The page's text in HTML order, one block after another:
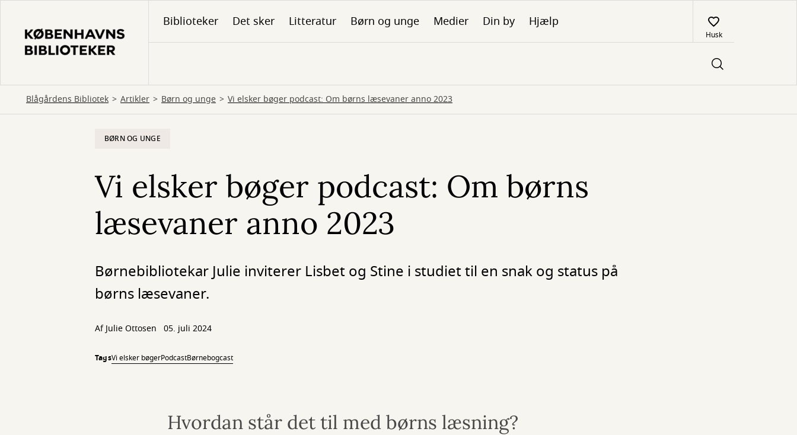
hovedindhold
Biblioteker Det sker Litteratur Børn og unge Medier Din by Hjælp
Husk
Blågårdens Bibliotek Artikler Børn og unge Vi elsker bøger podcast: Om børns læsevaner anno 2023
BØRN OG UNGE
Vi elsker bøger podcast: Om børns
læsevaner anno 2023
Børnebibliotekar Julie inviterer Lisbet og Stine i studiet til en snak og status på
børns læsevaner.
AfJulie Ottosen 05. juli 2024
TagsVi elsker bøgerPodcastBørnebogcast
Hvordan står det til med børns læsning?